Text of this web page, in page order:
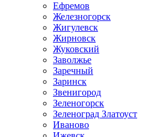
Ефремов
Железногорск
Жигулевск
Жирновск
Жуковский
Заволжье
Заречный
Заринск
Звенигород
Зеленогорск
Зеленоград Златоуст
Иваново